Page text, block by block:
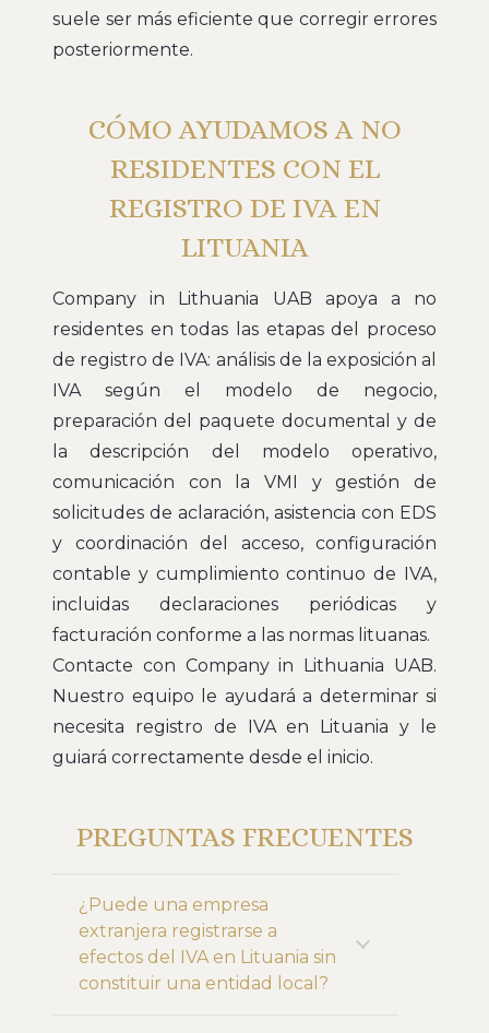
suele ser más eficiente que corregir errores
posteriormente.
CÓMO AYUDAMOS A NO
RESIDENTES CON EL
REGISTRO DE IVA EN
LITUANIA
Company in Lithuania UAB apoya a no
residentes en todas las etapas del proceso
de registro de IVA: análisis de la exposición al
IVA según el modelo de negocio,
preparación del paquete documental y de
la descripción del modelo operativo,
comunicación con la VMI y gestión de
solicitudes de aclaración, asistencia con EDS
y coordinación del acceso, configuración
contable y cumplimiento continuo de IVA,
incluidas declaraciones periódicas y
facturación conforme a las normas lituanas.
Contacte con Company in Lithuania UAB.
Nuestro equipo le ayudará a determinar si
necesita registro de IVA en Lituania y le
guiará correctamente desde el inicio.
PREGUNTAS FRECUENTES
¿Puede una empresa
extranjera registrarse a
efectos del IVA en Lituania sin
constituir una entidad local?